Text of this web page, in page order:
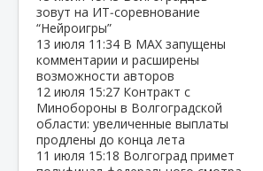
зовут на ИТ‑соревнование
“Нейроигры”
13 июля 11:34 В МАХ запущены
комментарии и расширены
возможности авторов
12 июля 15:27 Контракт с
Минобороны в Волгоградской
области: увеличенные выплаты
продлены до конца лета
11 июля 15:18 Волгоград примет